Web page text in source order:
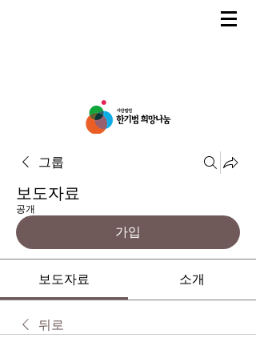
그룹
보도자료
공개
가입
보도자료 소개
뒤로